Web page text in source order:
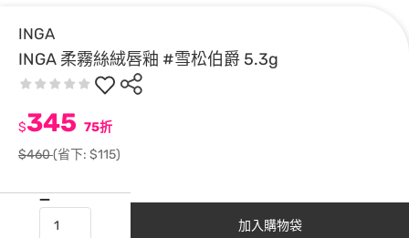
INGA
INGA 柔霧絲絨唇釉 #雪松伯爵 5.3g
$345 75折
$460(省下: $115)
加入購物袋